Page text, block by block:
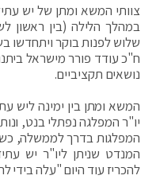
צוותי המשא ומתן של יש
במהלך הלילה (בין ראשון
שלוש לפנות בוקר ויתחדשו
ח"כ עודד פורר מישראל
נושאים תקציביים.
המשא ומתן בין ימינה
יו"ר המפלגה נפתלי בנט,
המפלגות בדרך לממשלה,
המנדט שניתן ליו"ר יש
להכריז עוד היום "עלה בידי